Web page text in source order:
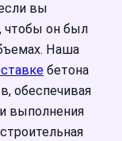
вы
чтобы он был
Наша
бетона
обеспечивая
выполнения